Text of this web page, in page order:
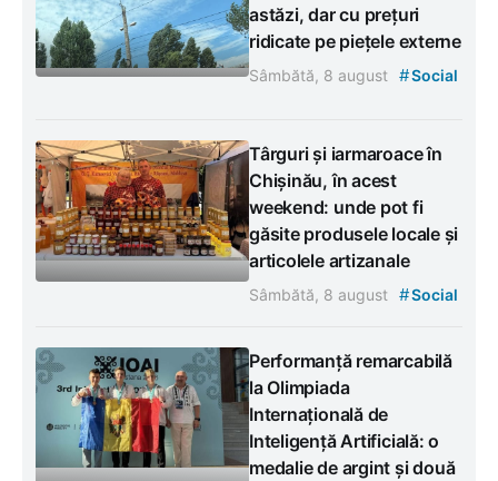
astăzi, dar cu prețuri
ridicate pe piețele externe
Sâmbătă, 8 august #Social
Târguri și iarmaroace în
Chișinău, în acest
weekend: unde pot fi
găsite produsele locale și
articolele artizanale
Sâmbătă, 8 august #Social
Performanță remarcabilă
la Olimpiada
Internațională de
Inteligență Artificială: o
medalie de argint și două